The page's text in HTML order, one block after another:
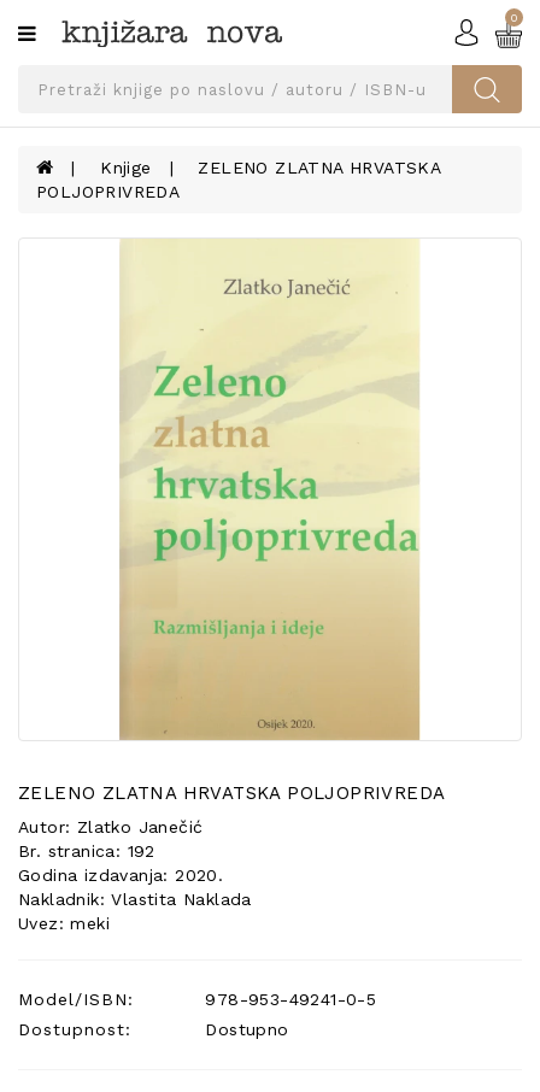
Kategorije
SVEUČILIŠNA
UDŽBENICI
0
Knjige
ZELENO ZLATNA HRVATSKA
POLJOPRIVREDA
ZELENO ZLATNA HRVATSKA POLJOPRIVREDA
Autor: Zlatko Janečić
Br. stranica: 192
Godina izdavanja: 2020.
Nakladnik: Vlastita Naklada
Uvez: meki
Model/ISBN:
978-953-49241-0-5
Dostupnost:
Dostupno